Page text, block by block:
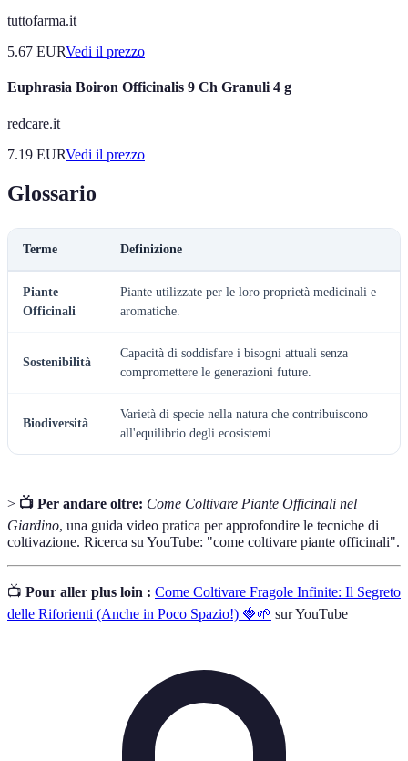
tuttofarma.it
5.67 EURVedi il prezzo
Euphrasia Boiron Officinalis 9 Ch Granuli 4 g
redcare.it
7.19 EURVedi il prezzo
Glossario
Terme Definizione
Piante
Officinali
Piante utilizzate per le loro proprietà medicinali e
aromatiche.
Sostenibilità
Capacità di soddisfare i bisogni attuali senza
compromettere le generazioni future.
Biodiversità
Varietà di specie nella natura che contribuiscono
all'equilibrio degli ecosistemi.
> 📺 Per andare oltre: Come Coltivare Piante Officinali nel
Giardino, una guida video pratica per approfondire le tecniche di
coltivazione. Ricerca su YouTube: "come coltivare piante officinali".
📺 Pour aller plus loin : Come Coltivare Fragole Infinite: Il Segreto
delle Riforienti (Anche in Poco Spazio!) 🍓🌱 sur YouTube